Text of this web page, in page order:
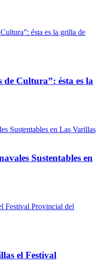
de Cultura”: ésta es la
Sustentables en
el Festival